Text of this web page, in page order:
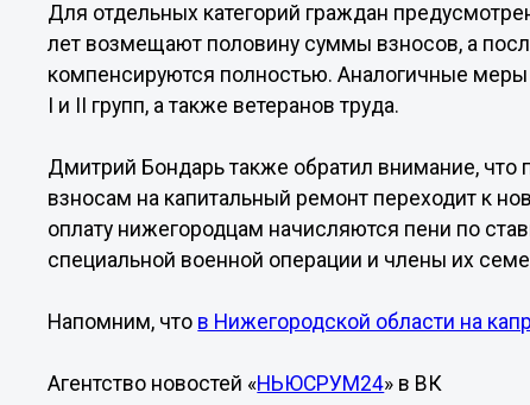
Для отдельных категорий граждан
лет возмещают половину суммы взносов, а
компенсируются полностью. Аналогичные
I и II групп, а также ветеранов труда.
Дмитрий Бондарь также обратил внимание,
взносам на капитальный ремонт переходит к
оплату нижегородцам начисляются пени по
специальной военной операции и члены их
Напомним, что в Нижегородской области на
Агентство новостей «НЬЮСРУМ24» в ВК